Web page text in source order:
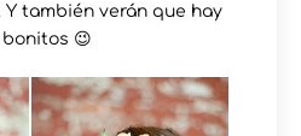
. Y también verán que hay
😉